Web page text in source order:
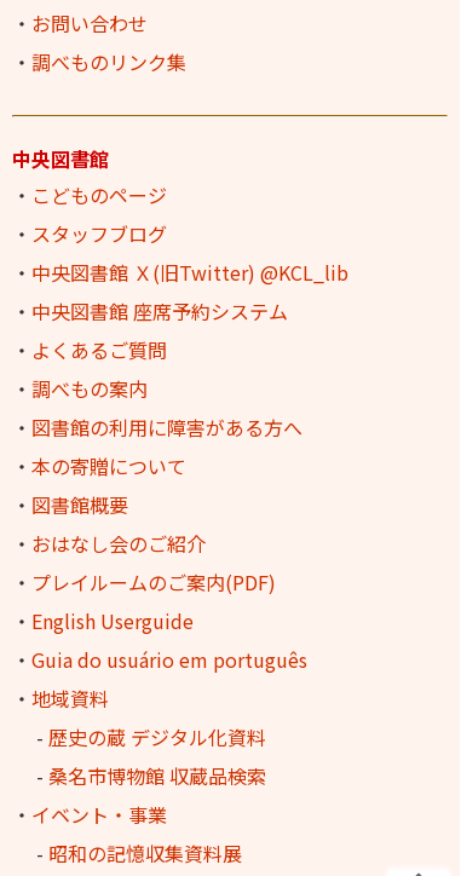
・ お問い合わせ
・ 調べものリンク集
中央図書館
・ こどものページ
・ スタッフブログ
・ 中央図書館 Ｘ(旧Twitter) @KCL_lib
・ 中央図書館 座席予約システム
・ よくあるご質問
・ 調べもの案内
・ 図書館の利用に障害がある方へ
・ 本の寄贈について
・ 図書館概要
・ おはなし会のご紹介
・ プレイルームのご案内(PDF)
・ English Userguide
・ Guia do usuário em português
・ 地域資料
- 歴史の蔵 デジタル化資料
- 桑名市博物館 収蔵品検索
・ イベント・事業
- 昭和の記憶収集資料展